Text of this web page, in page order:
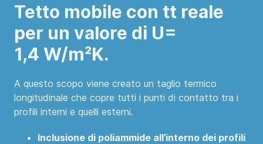
Tetto mobile con tt reale
per un valore di U=
1,4 W/m²K.
A questo scopo viene creato un taglio termico
longitudinale che copre tutti i punti di contatto tra i
profili interni e quelli esterni.
Inclusione di poliammide all’interno dei profili